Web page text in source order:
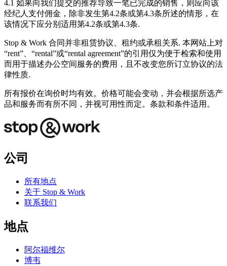
4.1 如果向我们提交的推荐导致一笔已完成的销售，则应向该
经纪人支付佣金，除非发生第4.2条或第4.3条所述的情形，在
该情况下应分别适用第4.2条或第4.3条.
Stop & Work 合同并非租赁协议、租约或承租关系. 本网站上对
“rent”、“rental”或“rental agreement”的引用仅为便于检索和使用
而用于描述办公空间服务的费用，且不改变您所订立协议的法
律性质.
所有报价在询价时均有效。价格可能会变动，并会根据所选产
品和服务而有所不同，并视可用性而定。条款和条件适用。
公司
所有地点
关于 Stop & Work
联系我们
地点
阿尔福维尔
博韦